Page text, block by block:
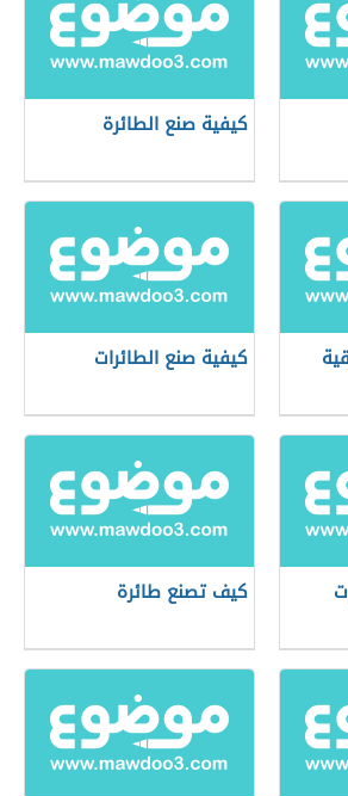
كيفية صنع الطائرة
كيفية صنع الطائرات
كيف تصنع طائرة